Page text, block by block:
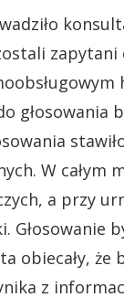
zapytani
głosowania
W całym
a przy
Głosowanie
obiecały, że
z